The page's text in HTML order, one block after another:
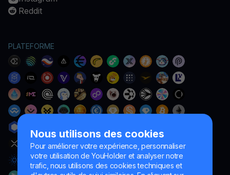
Nous utilisons des cookies
Pour améliorer votre expérience, personnaliser
votre utilisation de YouHolder et analyser notre
trafic, nous utilisons des cookies techniques et
Reddit
PLATEFORME